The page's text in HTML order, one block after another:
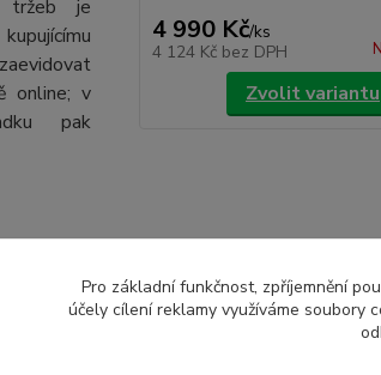
tržeb je
online; v
pak
4 990 Kč/ks
4 124 Kč bez DPH
Zvolit variantu
Zboží zařazeno v
Pro základní funkčnost, zpříjemnění
účely cílení reklamy využíváme soubory